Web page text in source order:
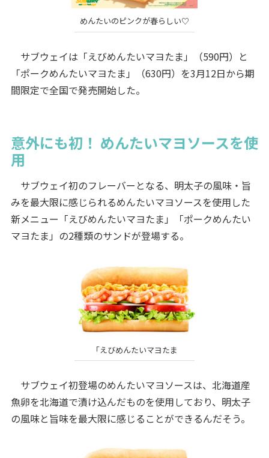
めんたいのピンクが春らしい♡
サブウェイは「えびめんたいマヨたま」（590円）と
「ポークめんたいマヨたま」（630円）を3月12日から期
間限定で全国で発売開始した。
意外にも初！ めんたいマヨソースを使
用
サブウェイ初のフレーバーとなる、明太子の風味・旨
みを最大限に感じられるめんたいマヨソースを使用した
新メニュー「えびめんたいマヨたま」「ポークめんたい
マヨたま」の2種類のサンドが登場する。
「えびめんたいマヨたま
サブウェイ初登場のめんたいマヨソースは、北海道産
魚卵を北海道で漬け込んだものを使用しており、明太子
の風味と旨味を最大限に感じることができるんだそう。